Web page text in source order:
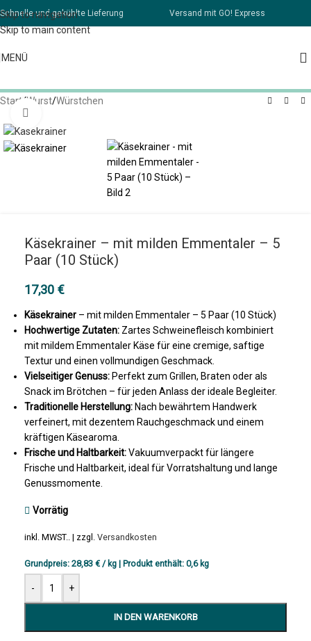
Skip to navigation
Skip to main content
Schnelle und gekühlte Lieferung Versand mit GO! Express
MENÜ
Start /Wurst/Würstchen
Käsekrainer – mit milden Emmentaler – 5
Paar (10 Stück)
17,30 €
Käsekrainer – mit milden Emmentaler – 5 Paar (10 Stück)
Hochwertige Zutaten: Zartes Schweinefleisch kombiniert
mit mildem Emmentaler Käse für eine cremige, saftige
Textur und einen vollmundigen Geschmack.
Vielseitiger Genuss: Perfekt zum Grillen, Braten oder als
Snack im Brötchen – für jeden Anlass der ideale Begleiter.
Traditionelle Herstellung: Nach bewährtem Handwerk
verfeinert, mit dezentem Rauchgeschmack und einem
kräftigen Käsearoma.
Frische und Haltbarkeit:Vakuumverpackt für längere
Frische und Haltbarkeit, ideal für Vorratshaltung und lange
Genussmomente.
Vorrätig
inkl. MWST.. | zzgl. Versandkosten
Grundpreis: 28,83 € / kg | Produkt enthält: 0,6 kg
- +
IN DEN WARENKORB